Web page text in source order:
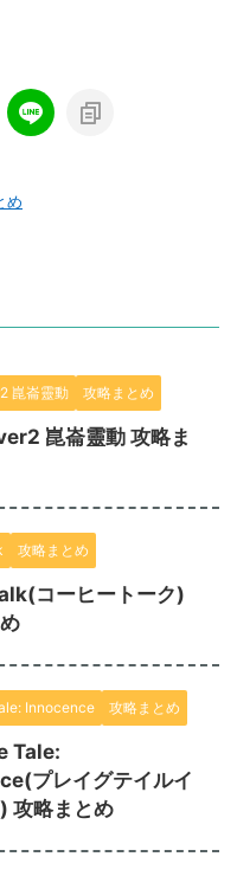
め
崑崙靈動 攻略まとめ
崑崙靈動 攻略ま
攻略まとめ
コーヒートーク)
Innocence 攻略まとめ
Tale:
プレイグテイルイ
攻略まとめ